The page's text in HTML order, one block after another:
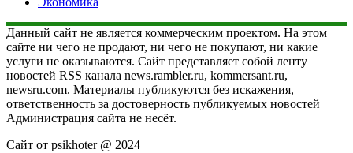
Данный сайт не является коммерческим проектом. На этом
сайте ни чего не продают, ни чего не покупают, ни какие
услуги не оказываются. Сайт представляет собой ленту
новостей RSS канала news.rambler.ru, kommersant.ru,
newsru.com. Материалы публикуются без искажения,
ответственность за достоверность публикуемых новостей
Администрация сайта не несёт.
Сайт от psikhoter @ 2024